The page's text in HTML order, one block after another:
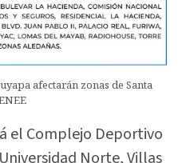
afectarán zonas de Santa
el Complejo Deportivo
Norte, Villas